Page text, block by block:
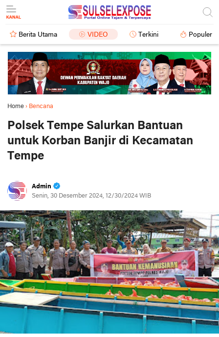
Berita Utama VIDEO Terkini Populer
Home › Bencana
Polsek Tempe Salurkan Bantuan
untuk Korban Banjir di Kecamatan
Tempe
Admin
Senin, 30 Desember 2024, 12/30/2024 WIB